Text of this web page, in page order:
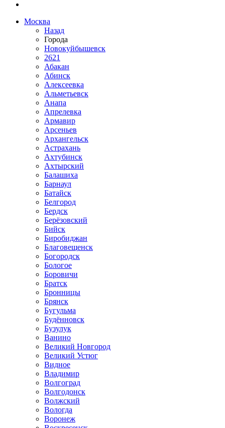
Москва
Назад
Города
Новокуйбышевск
2621
Абакан
Абинск
Алексеевка
Альметьевск
Анапа
Апрелевка
Армавир
Арсеньев
Архангельск
Астрахань
Ахтубинск
Ахтырский
Балашиха
Барнаул
Батайск
Белгород
Бердск
Берёзовский
Бийск
Биробиджан
Благовещенск
Богородск
Бологое
Боровичи
Братск
Бронницы
Брянск
Бугульма
Будённовск
Бузулук
Ванино
Великий Новгород
Великий Устюг
Видное
Владимир
Волгоград
Волгодонск
Волжский
Вологда
Воронеж